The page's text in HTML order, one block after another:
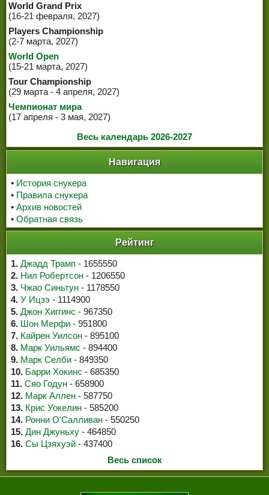
World Grand Prix
(16-21 февраля, 2027)
Players Championship
(2-7 марта, 2027)
World Open
(15-21 марта, 2027)
Tour Championship
(29 марта - 4 апреля, 2027)
Чемпионат мира
(17 апреля - 3 мая, 2027)
Весь календарь 2026-2027
Навигация
• История снукера
• Правила снукера
• Архив новостей
• Обратная связь
Рейтинг
1. Джадд Трамп - 1655550
2. Нил Робертсон - 1206550
3. Чжао Синьтун - 1178550
4. У Ицзэ - 1114900
5. Джон Хиггинс - 967350
6. Шон Мерфи - 951800
7. Кайрен Уилсон - 895100
8. Марк Уильямс - 894400
9. Марк Селби - 849350
10. Барри Хокинс - 685350
11. Сяо Годун - 658900
12. Марк Аллен - 587750
13. Крис Уокелин - 585200
14. Ронни О'Салливан - 550250
15. Дин Джуньху - 464850
16. Сы Цзяхуэй - 437400
Весь список